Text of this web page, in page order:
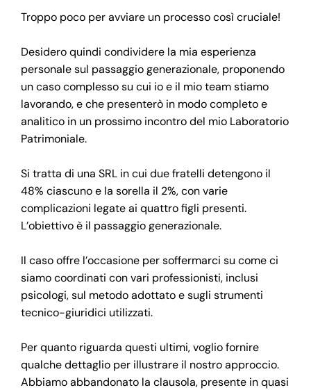
Troppo poco per avviare un processo così cruciale!
Desidero quindi condividere la mia esperienza
personale sul passaggio generazionale, proponendo
un caso complesso su cui io e il mio team stiamo
lavorando, e che presenterò in modo completo e
analitico in un prossimo incontro del mio Laboratorio
Patrimoniale.
Si tratta di una SRL in cui due fratelli detengono il
48% ciascuno e la sorella il 2%, con varie
complicazioni legate ai quattro figli presenti.
L’obiettivo è il passaggio generazionale.
Il caso offre l’occasione per soffermarci su come ci
siamo coordinati con vari professionisti, inclusi
psicologi, sul metodo adottato e sugli strumenti
tecnico-giuridici utilizzati.
Per quanto riguarda questi ultimi, voglio fornire
qualche dettaglio per illustrare il nostro approccio.
Abbiamo abbandonato la clausola, presente in quasi